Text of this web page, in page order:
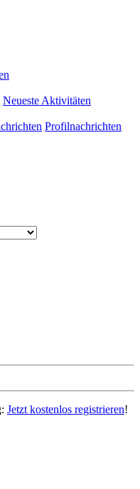
Neueste Aktivitäten
Profilnachrichten
Jetzt kostenlos registrieren!